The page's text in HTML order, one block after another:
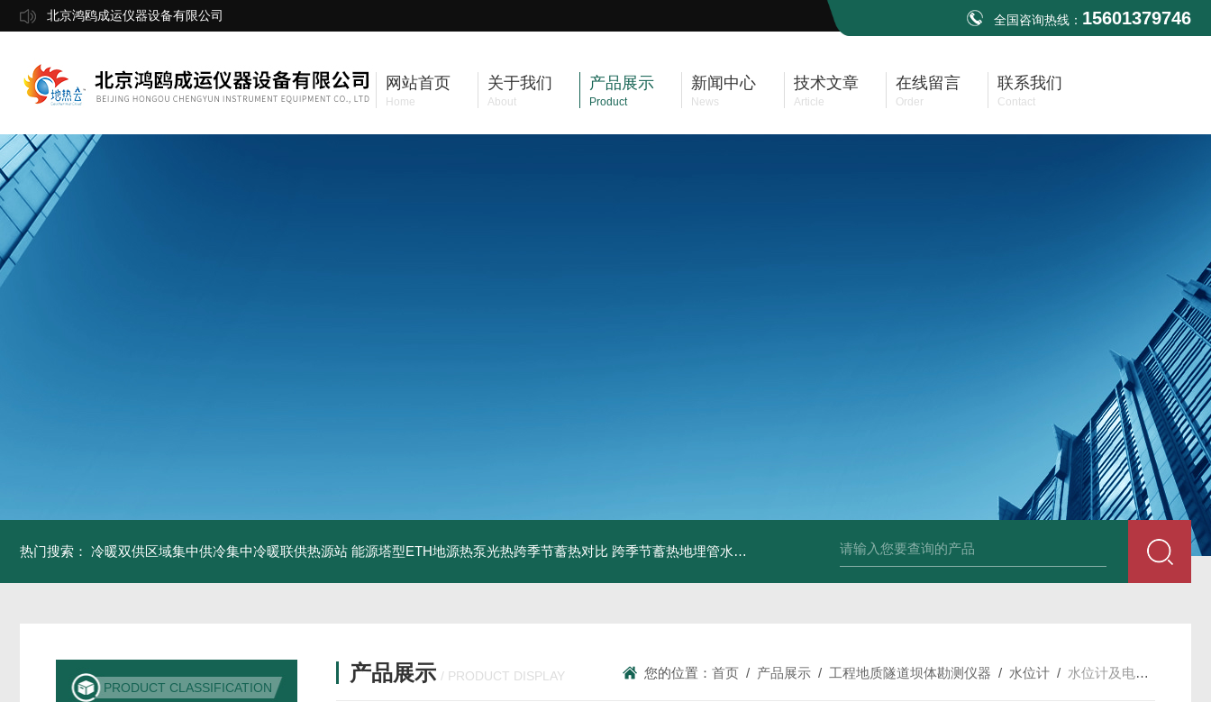
北京鸿鸥成运仪器设备有限公司 全国咨询热线： 15601379746
网站首页
Home
关于我们
About
产品展示
Product
新闻中心
News
技术文章
Article
在线留言
Order
联系我们
Contact
热门搜索： 冷暖双供区域集中供冷集中冷暖联供热源站 能源塔型ETH地源热泵光热跨季节蓄热对比 跨季节蓄热地埋管水池湖面储热技术研究对比 中深浅层地源热泵空调系统运行故障诊断修复 冷暖双
PRODUCT CLASSIFICATION
产品展示 / PRODUCT DISPLAY 您的位置：首页 / 产品展示 / 工程地质隧道坝体勘测仪器 / 水位计 / 水位计及电磁式沉降仪